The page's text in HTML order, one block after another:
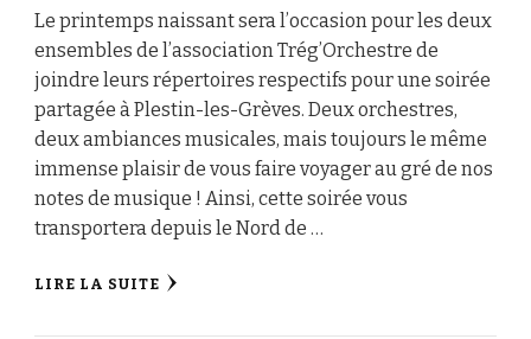
Le printemps naissant sera l’occasion pour les deux
ensembles de l’association Trég’Orchestre de
joindre leurs répertoires respectifs pour une soirée
partagée à Plestin-les-Grèves. Deux orchestres,
deux ambiances musicales, mais toujours le même
immense plaisir de vous faire voyager au gré de nos
notes de musique ! Ainsi, cette soirée vous
transportera depuis le Nord de …
LIRE LA SUITE